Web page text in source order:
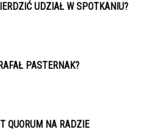
UDZIAŁ W SPOTKANIU?
PASTERNAK?
QUORUM NA RADZIE